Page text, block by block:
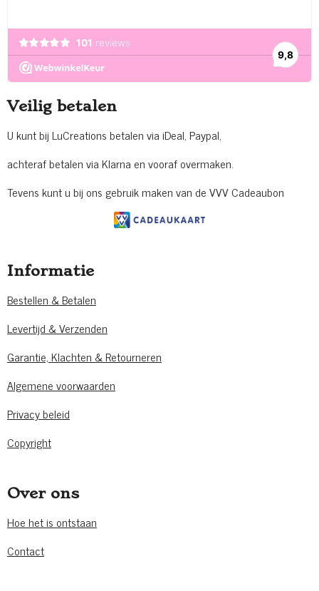
Veilig betalen
U kunt bij LuCreations betalen via iDeal, Paypal,
achteraf betalen via Klarna en vooraf overmaken.
Tevens kunt u bij ons gebruik maken van de VVV Cadeaubon
Informatie
Bestellen & Betalen
Levertijd & Verzenden
Garantie, Klachten & Retourneren
Algemene voorwaarden
Privacy beleid
Copyright
Over ons
Hoe het is ontstaan
Contact